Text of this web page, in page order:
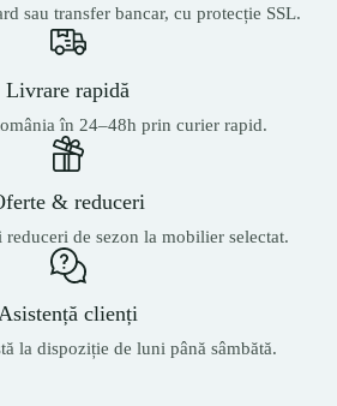
sau transfer bancar, cu protecție SSL.
Livrare rapidă
în 24–48h prin curier rapid.
& reduceri
de sezon la mobilier selectat.
Asistență clienți
la dispoziție de luni până sâmbătă.